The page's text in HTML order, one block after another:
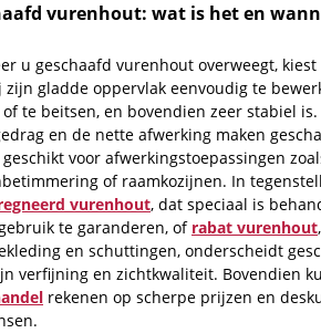
vurenhout: wat is het en
u geschaafd vurenhout overweegt,
zijn gladde oppervlak eenvoudig te
te beitsen, en bovendien zeer stabiel
en de nette afwerking maken
voor afwerkingstoepassingen
of raamkozijnen. In
vurenhout, dat speciaal is
te garanderen, of rabat vurenhout
en schuttingen, onderscheidt
verfijning en zichtkwaliteit. Bovendien
rekenen op scherpe prijzen en